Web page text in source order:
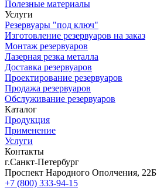
Полезные материалы
Услуги
Резервуары "под ключ"
Изготовление резервуаров на заказ
Монтаж резервуаров
Лазерная резка металла
Доставка резервуаров
Проектирование резервуаров
Продажа резервуаров
Обслуживание резервуаров
Каталог
Продукция
Применение
Услуги
Контакты
г.Санкт-Петербург
Проспект Народного Ополчения, 22Б
+7 (800) 333-94-15